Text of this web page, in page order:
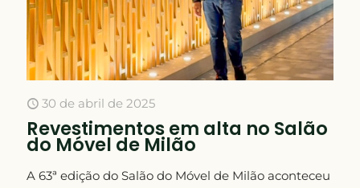
30 de abril de 2025
Revestimentos em alta no Salão
do Móvel de Milão
A 63ª edição do Salão do Móvel de Milão aconteceu